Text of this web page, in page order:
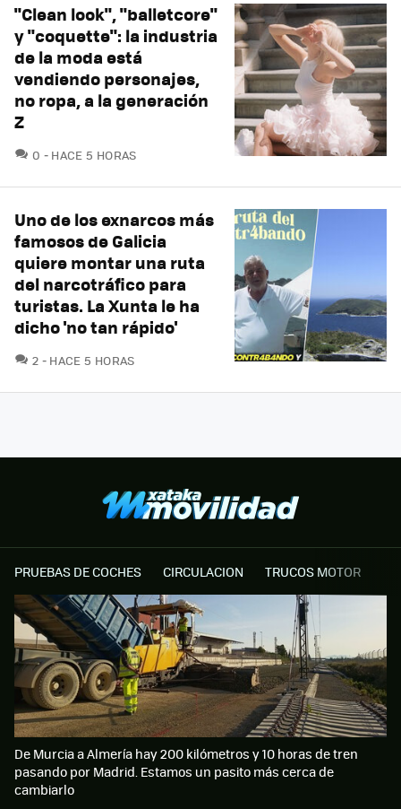
"Clean look", "balletcore"
y "coquette": la industria
de la moda está
vendiendo personajes,
no ropa, a la generación
Z
0 COMENTARIOS
HACE 5 HORAS
Uno de los exnarcos más
famosos de Galicia
quiere montar una ruta
del narcotráfico para
turistas. La Xunta le ha
dicho 'no tan rápido'
2 COMENTARIOS
HACE 5 HORAS
PRUEBAS DE COCHES CIRCULACION TRUCOS MOTOR
De Murcia a Almería hay 200 kilómetros y 10 horas de tren
pasando por Madrid. Estamos un pasito más cerca de
cambiarlo